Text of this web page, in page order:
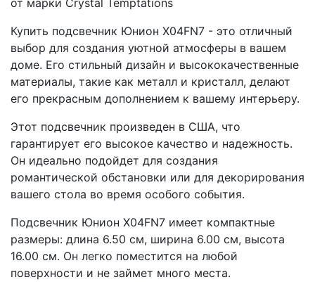
от марки Crystal Temptations
Купить подсвечник Юнион X04FN7 - это отличный
выбор для создания уютной атмосферы в вашем
доме. Его стильный дизайн и высококачественные
материалы, такие как металл и кристалл, делают
его прекрасным дополнением к вашему интерьеру.
Этот подсвечник произведен в США, что
гарантирует его высокое качество и надежность.
Он идеально подойдет для создания
романтической обстановки или для декорирования
вашего стола во время особого события.
Подсвечник Юнион X04FN7 имеет компактные
размеры: длина 6.50 см, ширина 6.00 см, высота
16.00 см. Он легко поместится на любой
поверхности и не займет много места.